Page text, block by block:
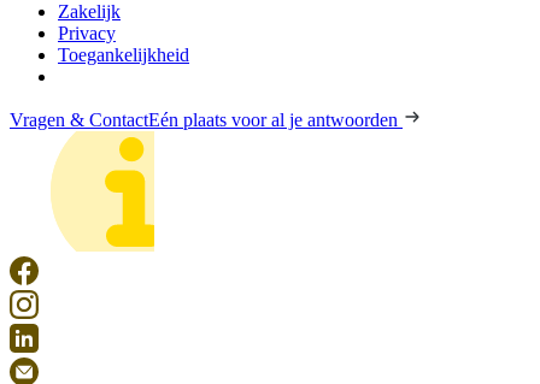
Zakelijk
Privacy
Toegankelijkheid
Vragen & ContactEén plaats voor al je antwoorden